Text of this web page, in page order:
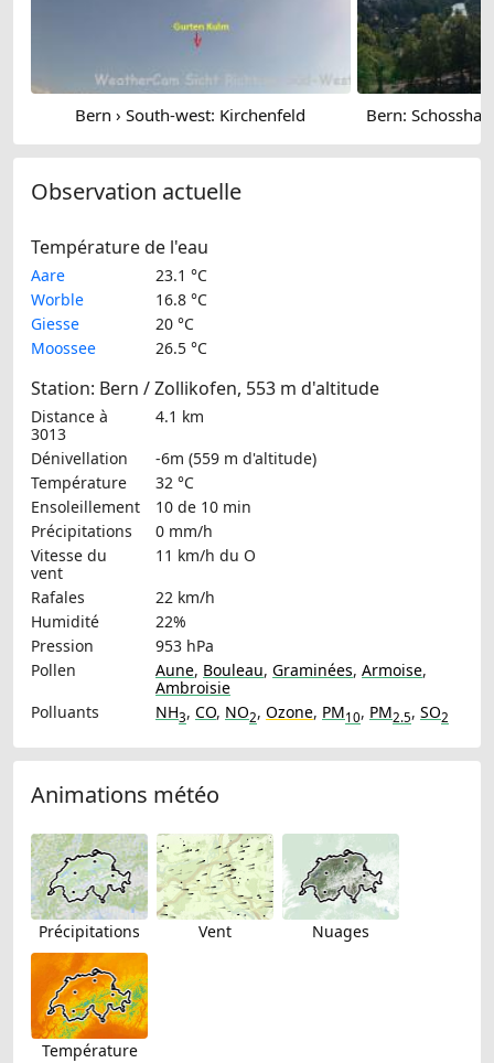
Bern › South-west: Kirchenfeld
Observation actuelle
Température de l'eau
Aare
23.1 °C
Worble
16.8 °C
Giesse
20 °C
Moossee
26.5 °C
Station: Bern / Zollikofen, 553 m d'altitude
Distance à
3013
4.1 km
Dénivellation
-6m (559 m d'altitude)
Température
32 °C
Ensoleillement
10 de 10 min
Précipitations
0 mm/h
Vitesse du
vent
11 km/h du O
Rafales
22 km/h
Humidité
22%
Pression
953 hPa
Pollen
Aune, Bouleau, Graminées, Armoise,
Ambroisie
Polluants
NH3, CO, NO2, Ozone, PM10, PM2.5, SO2
Animations météo
Précipitations Vent Nuages
Température